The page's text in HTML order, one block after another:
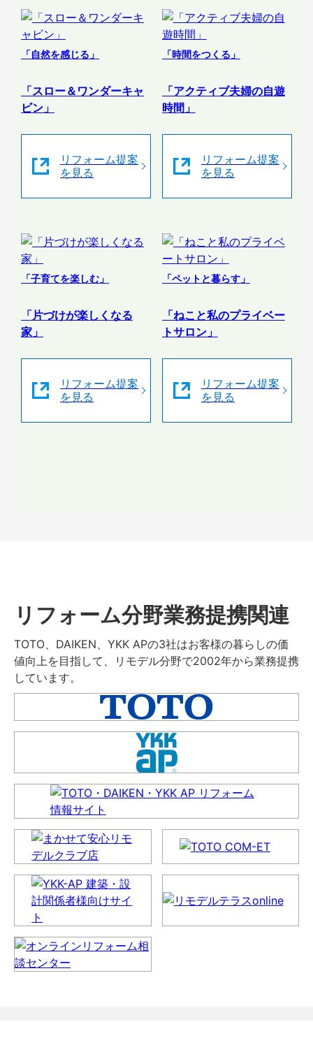
「自然を感じる」
「スロー＆ワンダーキャ
ビン」
リフォーム提案
を見る
「時間をつくる」
「アクティブ夫婦の自遊
時間」
リフォーム提案
を見る
「子育てを楽しむ」
「片づけが楽しくなる
家」
リフォーム提案
を見る
「ペットと暮らす」
「ねこと私のプライベー
トサロン」
リフォーム提案
を見る
リフォーム分野業務提携関連
TOTO、DAIKEN、YKK APの3社はお客様の暮らしの価
値向上を目指して、リモデル分野で2002年から業務提携
しています。